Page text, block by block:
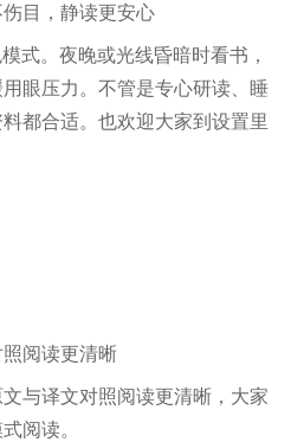
目，静读更安心
式。夜晚或光线昏暗时看书，
眼压力。不管是专心研读、睡
都合适。也欢迎大家到设置里
阅读更清晰
与译文对照阅读更清晰，大家
阅读。